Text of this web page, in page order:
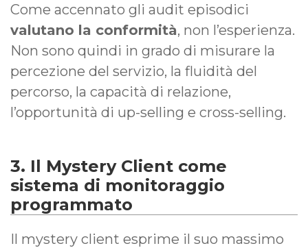
Come accennato gli audit episodici
valutano la conformità, non l’esperienza.
Non sono quindi in grado di misurare la
percezione del servizio, la fluidità del
percorso, la capacità di relazione,
l’opportunità di up-selling e cross-selling.
3. Il Mystery Client come
sistema di monitoraggio
programmato
Il mystery client esprime il suo massimo